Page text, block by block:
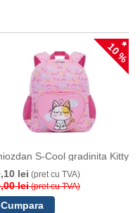
10 %
S-Cool gradinita Kitty
lei (pret cu TVA)
lei(pret cu TVA)